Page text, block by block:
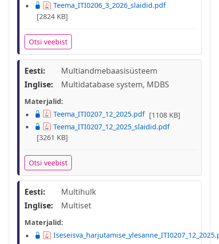
Teema_ITI0206_3_2026_slaidid.pdf
[2824 KB]
Otsi veebist
Eesti:
Multiandmebaasisüsteem
Inglise:
Multidatabase system, MDBS
Materjalid:
Teema_ITI0207_12_2025.pdf [1108 KB]
Teema_ITI0207_12_2025_slaidid.pdf
[3261 KB]
Otsi veebist
Eesti:
Multihulk
Inglise:
Multiset
Materjalid: